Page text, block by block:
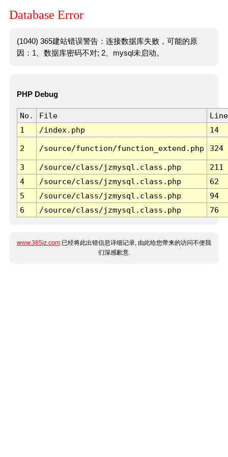
Database Error
(1040) 365建站错误警告：连接数据库失败，可能的原
因：1、数据库密码不对; 2、mysql未启动。
PHP Debug
No. File
Line
1
/index.php 14
2 /source/function/function_extend.php 324
3 /source/class/jzmysql.class.php
211
4
/source/class/jzmysql.class.php
62
5
/source/class/jzmysql.class.php
94
6
/source/class/jzmysql.class.php 76
www.365jz.com 已经将此出错信息详细记录, 由此给您带来的访问不便我
们深感歉意.